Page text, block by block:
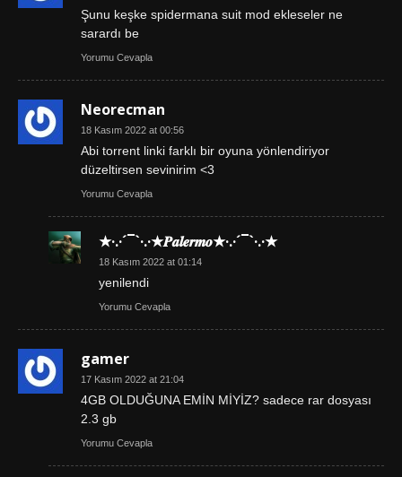
Şunu keşke spidermana suit mod ekleseler ne
sarardı be
Yorumu Cevapla
Neorecman
18 Kasım 2022 at 00:56
Abi torrent linki farklı bir oyuna yönlendiriyor
düzeltirsen sevinirim <3
Yorumu Cevapla
★·.·´¯`·.·★𝑷𝒂𝒍𝒆𝒓𝒎𝒐★·.·´¯`·.·★
18 Kasım 2022 at 01:14
yenilendi
Yorumu Cevapla
gamer
17 Kasım 2022 at 21:04
4GB OLDUĞUNA EMİN MİYİZ? sadece rar dosyası
2.3 gb
Yorumu Cevapla